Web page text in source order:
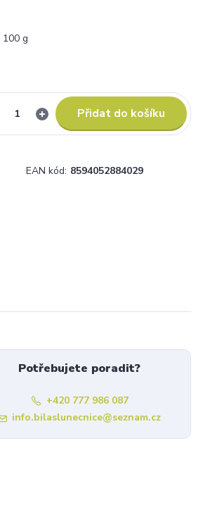
100 g
Přidat do košíku
EAN kód: 8594052884029
Potřebujete poradit?
+420 777 986 087
info.bilaslunecnice@seznam.cz